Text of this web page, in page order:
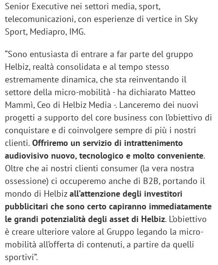
Senior Executive nei settori media, sport,
telecomunicazioni, con esperienze di vertice in Sky
Sport, Mediapro, IMG.
“Sono entusiasta di entrare a far parte del gruppo
Helbiz, realtà consolidata e al tempo stesso
estremamente dinamica, che sta reinventando il
settore della micro-mobilità - ha dichiarato Matteo
Mammì, Ceo di Helbiz Media -. Lanceremo dei nuovi
progetti a supporto del core business con l’obiettivo di
conquistare e di coinvolgere sempre di più i nostri
clienti. Offriremo un servizio di intrattenimento
audiovisivo nuovo, tecnologico e molto conveniente.
Oltre che ai nostri clienti consumer (la vera nostra
ossessione) ci occuperemo anche di B2B, portando il
mondo di Helbizall’attenzione degli investitori
pubblicitari che sono certo capiranno immediatamente
le grandi potenzialità degli asset di Helbiz. L’obiettivo
è creare ulteriore valore al Gruppo legando la micro-
mobilità all’offerta di contenuti, a partire da quelli
sportivi”.